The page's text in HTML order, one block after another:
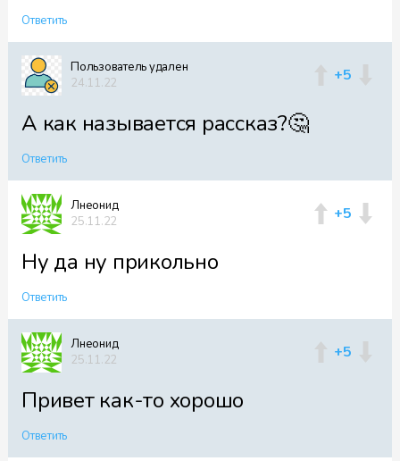
Ответить
Пользователь удален
24.11.22
+5
А как называется рассказ?🤔
Ответить
Лнеонид
25.11.22
+5
Ну да ну прикольно
Ответить
Лнеонид
25.11.22
+5
Привет как-то хорошо
Ответить